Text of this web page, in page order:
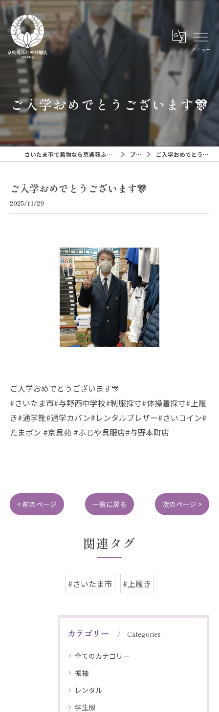
メニュー
ご入学おめでとうございます🎊
さいたま市で着物なら京呉苑ふじや呉服店与野本町店 ブログ ご入学おめでとうございます🎊
ご入学おめでとうございます🎊
2025/11/29
ご入学おめでとうございます🎊
#さいたま市#与野西中学校#制服採寸#体操着採寸#上履
き#通学靴#通学カバン#レンタルブレザー#さいコイン#
たまポン #京呉苑 #ふじや呉服店#与野本町店
< 前のページ 一覧に戻る 次のページ >
関連タグ
#さいたま市 #上履き
カテゴリー Categories
全てのカテゴリー
振袖
レンタル
学生服